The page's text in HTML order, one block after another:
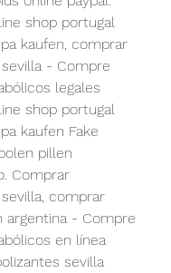
shop portugal
kaufen, comprar
- Compre
legales
shop portugal
kaufen Fake
pillen
Comprar
comprar
argentina - Compre
en línea
sevilla